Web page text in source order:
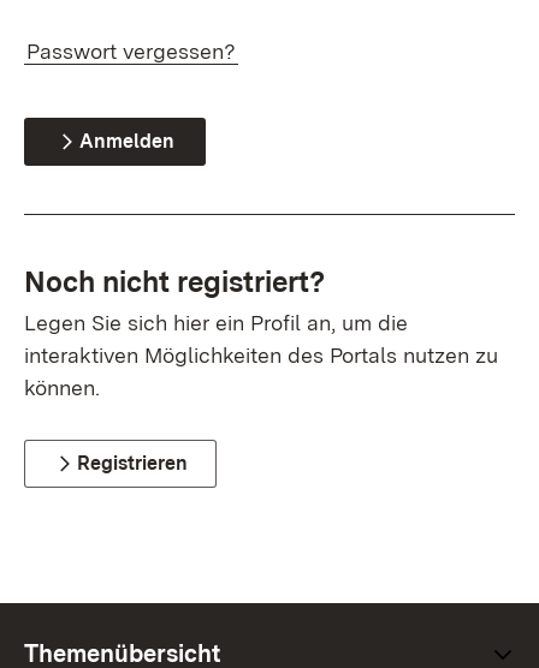
Passwort vergessen?
Anmelden
Noch nicht registriert?
Legen Sie sich hier ein Profil an, um die
interaktiven Möglichkeiten des Portals nutzen zu
können.
Registrieren
Themenübersicht